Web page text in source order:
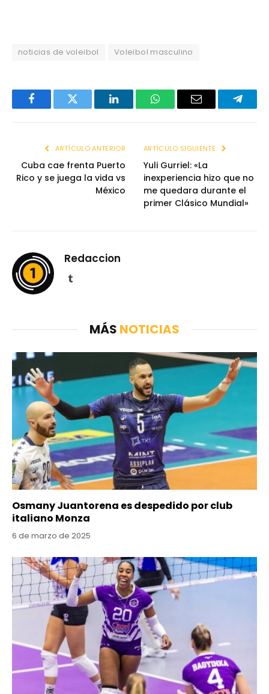
noticias de voleibol Voleibol masculino
FacebookTwitter LinkedInWhatsAppEmail
ARTÍCULO ANTERIOR
Cuba cae frenta Puerto
Rico y se juega la vida vs
México
ARTÍCULO SIGUIENTE
Yuli Gurriel: «La
inexperiencia hizo que no
me quedara durante el
primer Clásico Mundial»
Redaccion
Tumblr
MÁS NOTICIAS
Osmany Juantorena es despedido por club
italiano Monza
6 de marzo de 2025